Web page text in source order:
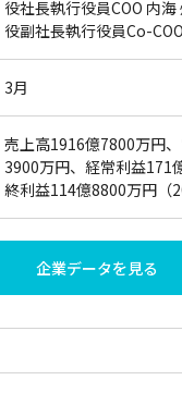
役社長執行役員COO 内
役副社長執行役員Co-
3月
売上高1916億7800万円
3900万円、経常利益171
終利益114億8800万円（
企業データを見る